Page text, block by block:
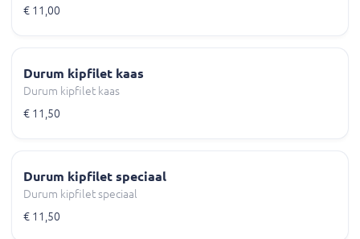
€ 11,00
Durum kipfilet kaas
Durum kipfilet kaas
€ 11,50
Durum kipfilet speciaal
Durum kipfilet speciaal
€ 11,50